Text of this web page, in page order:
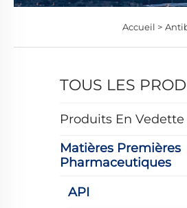
Accueil >
TOUS LES
Produits En Vedette
Matières Premières
Pharmaceutiques
API